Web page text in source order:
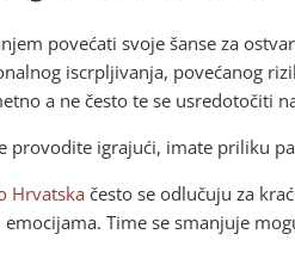
povećati svoje šanse za
iscrpljivanja, povećanog
a ne često te se usredotočiti
provodite igrajući, imate priliku
Hrvatska često se odlučuju za
Time se smanjuje